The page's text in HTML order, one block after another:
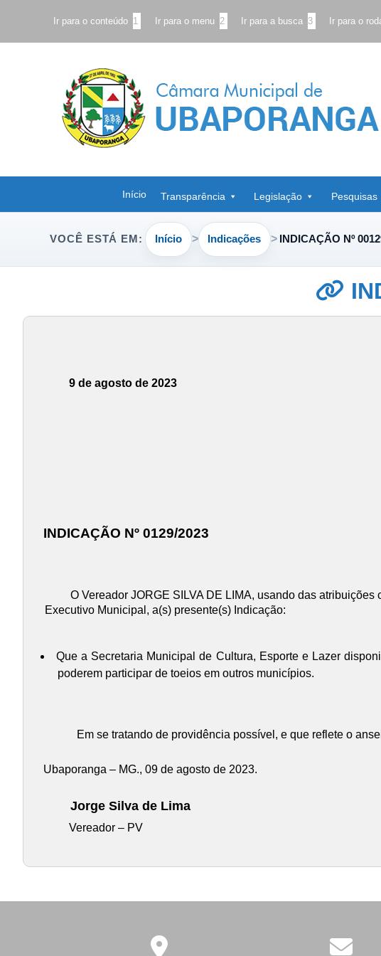
Ir para o conteúdo 1 Ir para o menu 2 Ir para a busca 3 Ir para o
Início Transparência Legislação Pesquisas
VOCÊ ESTÁ EM: Início Indicações INDICAÇÃO Nº
9 de agosto de 2023
INDICAÇÃO Nº 0129/2023
O Vereador JORGE SILVA DE LIMA, usando das
Executivo Municipal, a(s) presente(s) Indicação:
Que a Secretaria Municipal de Cultura, Esporte e Lazer
poderem participar de toeios em outros municípios.
Em se tratando de providência possível, e que reflete o
Ubaporanga – MG., 09 de agosto de 2023.
Jorge Silva de Lima
Vereador – PV